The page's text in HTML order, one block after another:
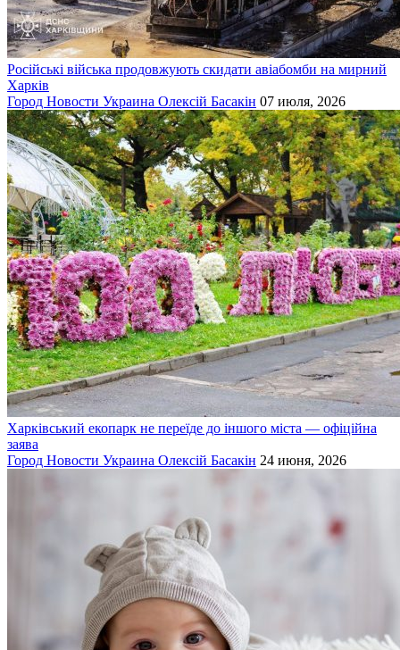
Російські війська продовжують скидати авіабомби на мирний
Харків
Город Новости Украина Олексій Басакін 07 июля, 2026
Харківський екопарк не переїде до іншого міста — офіційна
заява
Город Новости Украина Олексій Басакін 24 июня, 2026